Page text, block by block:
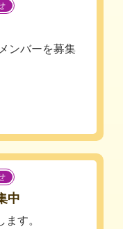
ンバーを募集
中
す。